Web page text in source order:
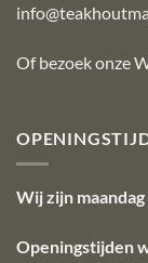
Of bezoek onze
Wij zijn
Openingstijden